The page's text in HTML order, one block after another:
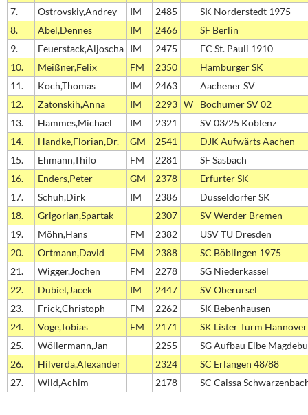
7.
Ostrovskiy,Andrey IM 2485
SK Norderstedt 1975
8.
Abel,Dennes IM 2466
SF Berlin
9.
Feuerstack,Aljoscha IM 2475
FC St. Pauli 1910
10.
Meißner,Felix FM 2350
Hamburger SK
11.
Koch,Thomas IM 2463
Aachener SV
12.
Zatonskih,Anna IM 2293 W
Bochumer SV 02
13.
Hammes,Michael IM 2321
SV 03/25 Koblenz
14.
Handke,Florian,Dr. GM 2541
DJK Aufwärts Aachen
15.
Ehmann,Thilo FM 2281
SF Sasbach
16.
Enders,Peter GM 2378
Erfurter SK
17.
Schuh,Dirk IM 2386
Düsseldorfer SK
18.
Grigorian,Spartak 2307
SV Werder Bremen
19.
Möhn,Hans FM 2382
USV TU Dresden
20.
Ortmann,David FM 2388
SC Böblingen 1975
21.
Wigger,Jochen FM 2278
SG Niederkassel
22.
Dubiel,Jacek IM 2447
SV Oberursel
23.
Frick,Christoph FM 2262
SK Bebenhausen
24.
Vöge,Tobias FM 2171
SK Lister Turm Hannover
25.
Wöllermann,Jan 2255
SG Aufbau Elbe
26.
Hilverda,Alexander 2324
SC Erlangen 48/88
27.
Wild,Achim 2178 SC Caissa